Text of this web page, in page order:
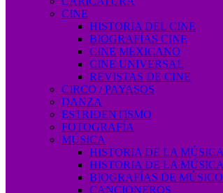
CINE
HISTORIA DEL CINE
BIOGRAFÍAS CINE
CINE MEXICANO
CINE UNIVERSAL
REVISTAS DE CINE
CIRCO / PAYASOS
DANZA
ESTRIDENTISMO
FOTOGRAFÍA
MÚSICA
HISTORIA DE LA MÚSICA
HISTORIA DE LA
BIOGRAFÍAS DE
CANCIONEROS